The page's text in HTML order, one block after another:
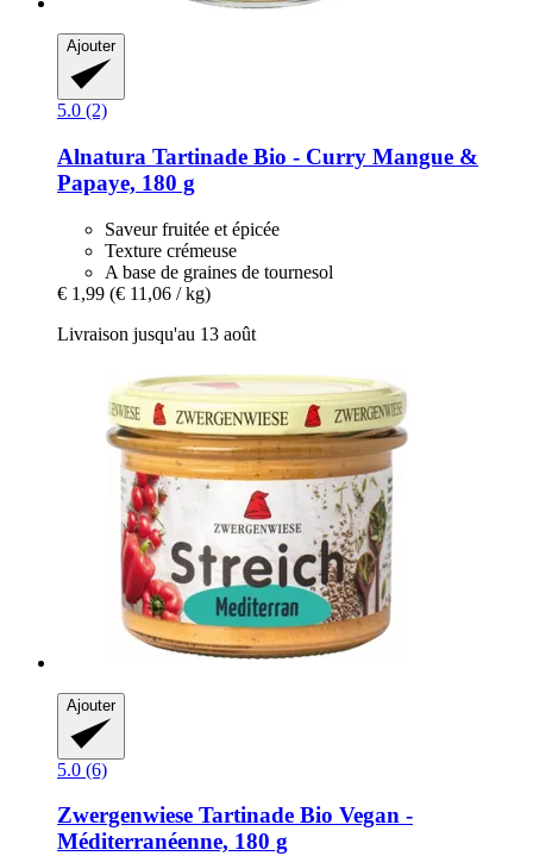
Ajouter
5.0 (2)
Alnatura Tartinade Bio -​ Curry Mangue &
Papaye, 180 g
Saveur fruitée et épicée
Texture crémeuse
A base de graines de tournesol
€ 1,99 (€ 11,06 / kg)
Livraison jusqu'au 13 août
Ajouter
5.0 (6)
Zwergenwiese Tartinade Bio Vegan -​
Méditerranéenne, 180 g